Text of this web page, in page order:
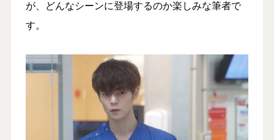
が、どんなシーンに登場するのか楽しみな筆者で
す。